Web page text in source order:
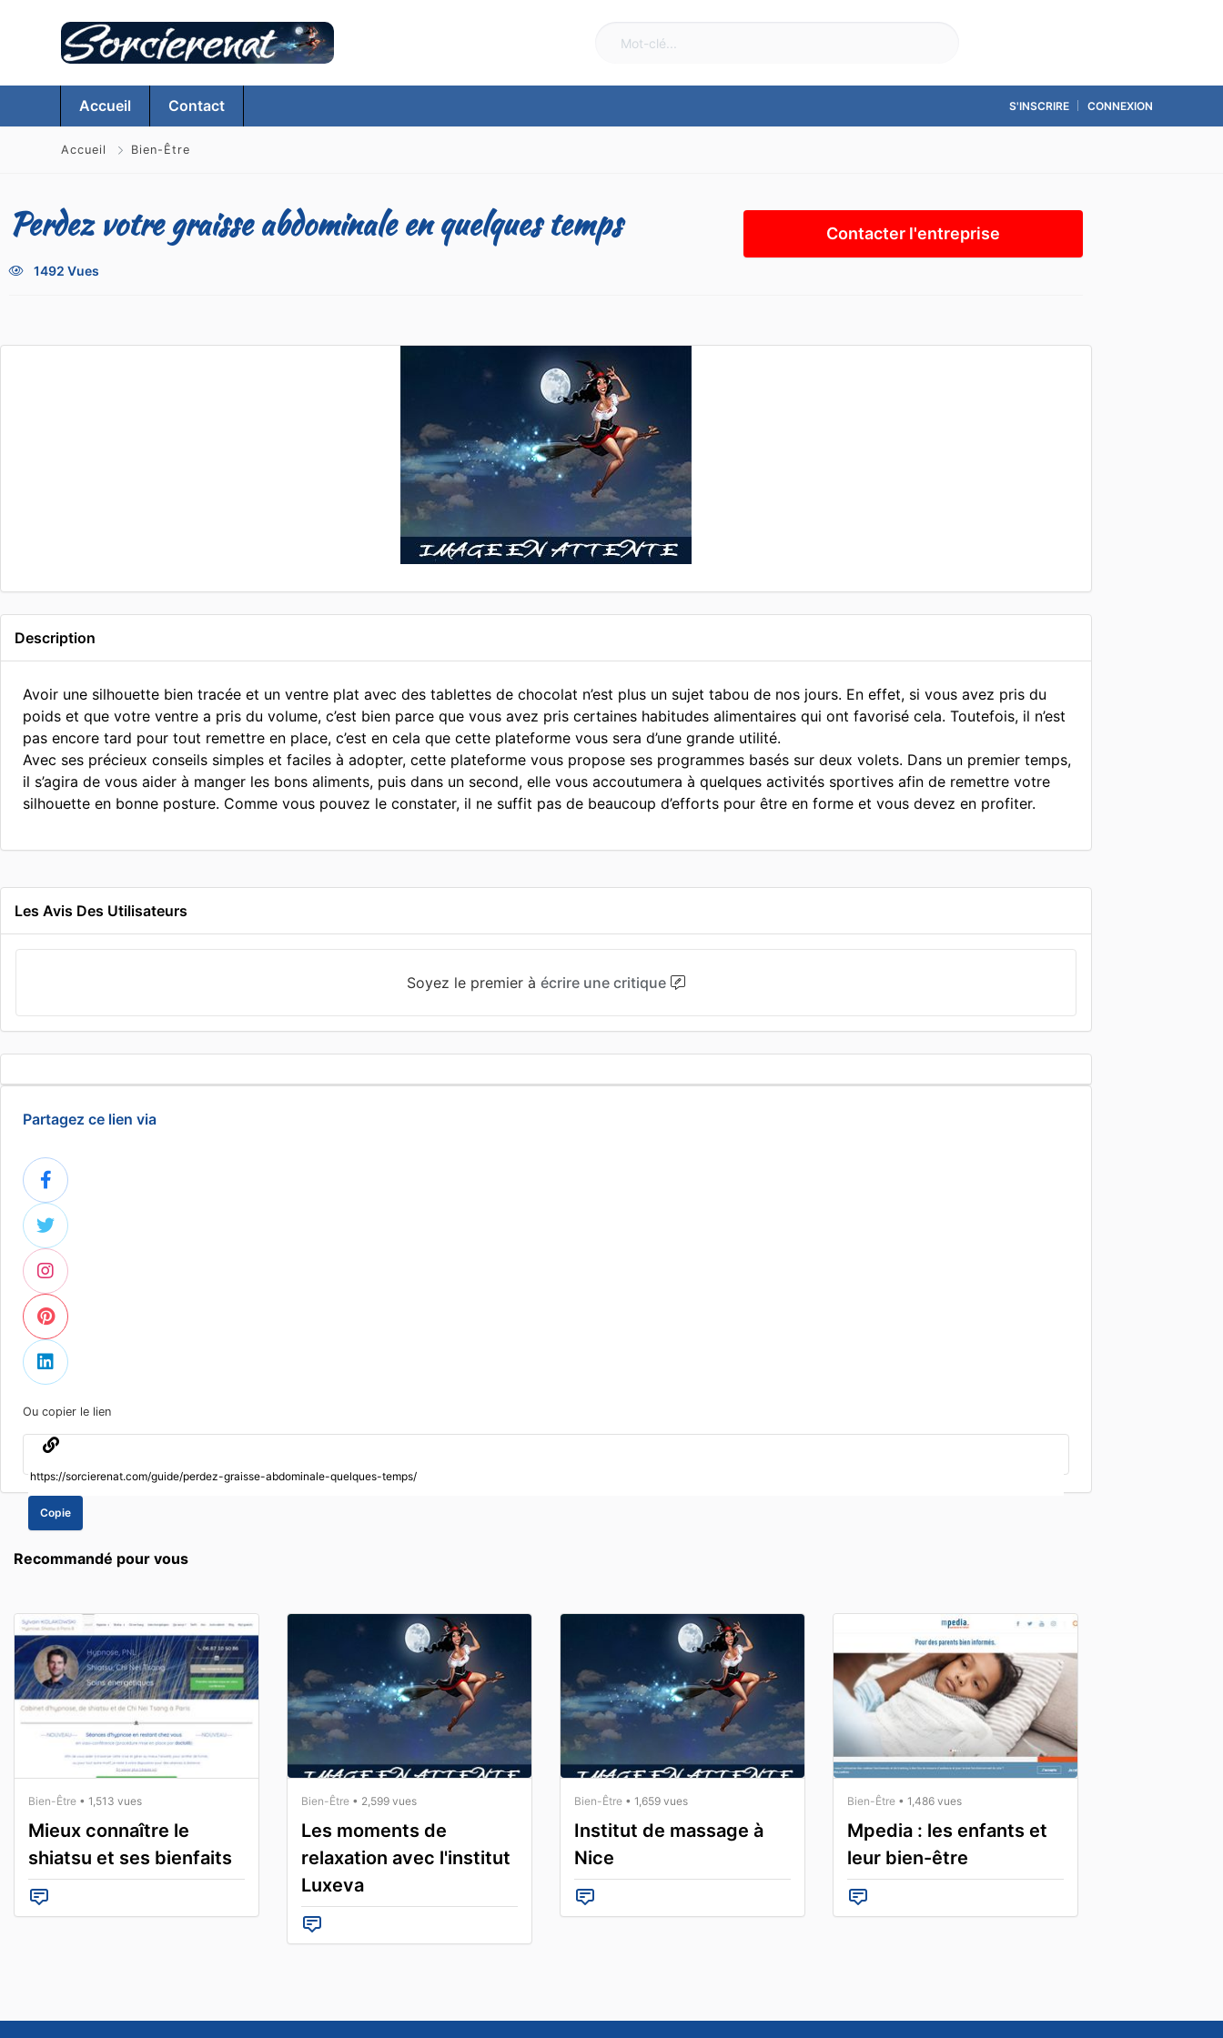
Accueil Contact S'INSCRIRE CONNEXION
Accueil Bien-Être
Perdez votre graisse abdominale en quelques temps
1492 Vues
Contacter l'entreprise
Description
Avoir une silhouette bien tracée et un ventre plat avec des tablettes de chocolat n’est plus un sujet tabou de nos jours. En effet, si vous avez pris du
poids et que votre ventre a pris du volume, c’est bien parce que vous avez pris certaines habitudes alimentaires qui ont favorisé cela. Toutefois, il n’est
pas encore tard pour tout remettre en place, c’est en cela que cette plateforme vous sera d’une grande utilité.
Avec ses précieux conseils simples et faciles à adopter, cette plateforme vous propose ses programmes basés sur deux volets. Dans un premier temps,
il s’agira de vous aider à manger les bons aliments, puis dans un second, elle vous accoutumera à quelques activités sportives afin de remettre votre
silhouette en bonne posture. Comme vous pouvez le constater, il ne suffit pas de beaucoup d’efforts pour être en forme et vous devez en profiter.
Les Avis Des Utilisateurs
Soyez le premier à écrire une critique
Partagez ce lien via
Ou copier le lien
Copie
Recommandé pour vous
Bien-Être • 1,513 vues
Mieux connaître le
shiatsu et ses bienfaits
Bien-Être • 2,599 vues
Les moments de
relaxation avec l'institut
Luxeva
Bien-Être • 1,659 vues
Institut de massage à
Nice
Bien-Être • 1,486 vues
Mpedia : les enfants et
leur bien-être